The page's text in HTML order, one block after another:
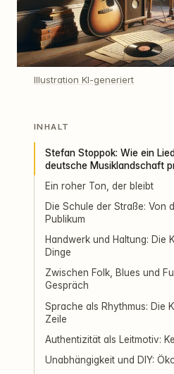
Illustration KI-generiert
INHALT
Stefan Stoppok: Wie ein
deutsche Musiklandschaft
Ein roher Ton, der bleibt
Die Schule der Straße: Von
Publikum
Handwerk und Haltung: Die
Dinge
Zwischen Folk, Blues und
Gespräch
Sprache als Rhythmus: Die
Zeile
Authentizität als Leitmotiv:
Unabhängigkeit und DIY: